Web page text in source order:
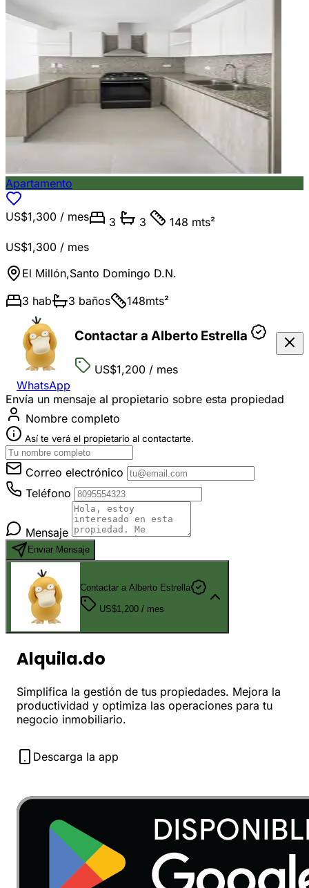
Apartamento
US$1,300 / mes 3 3
148 mts²
US$1,300 / mes
El Millón,Santo Domingo D.N.
3 hab 3 baños 148mts²
Contactar a Alberto Estrella
US$1,200 / mes
WhatsApp
Envía un mensaje al propietario sobre esta propiedad
Nombre completo
Así te verá el propietario al contactarte.
Correo electrónico
Teléfono
Mensaje
Enviar Mensaje
Contactar a Alberto Estrella
US$1,200 / mes
Alquila.do
Simplifica la gestión de tus propiedades. Mejora la
productividad y optimiza las operaciones para tu
negocio inmobiliario.
Descarga la app